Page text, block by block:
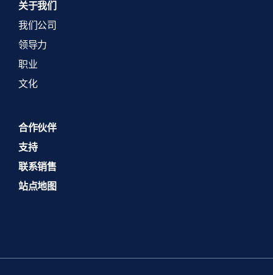
关于我们
我们公司
领导力
职业
文化
合作伙伴
支持
联系销售
站点地图